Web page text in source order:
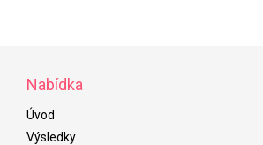
Nabídka
Úvod
Výsledky